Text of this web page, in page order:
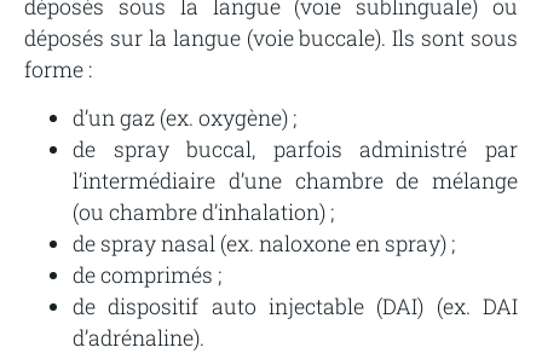
déposés sous la langue (voie sublinguale) ou
déposés sur la langue (voie buccale). Ils sont sous
forme :
d’un gaz (ex. oxygène) ;
de spray buccal, parfois administré par
l’intermédiaire d’une chambre de mélange
(ou chambre d’inhalation) ;
de spray nasal (ex. naloxone en spray) ;
de comprimés ;
de dispositif auto injectable (DAI) (ex. DAI
d’adrénaline).